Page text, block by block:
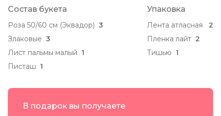
Состав букета
Роза 50/60 см (Эквадор) 3
Злаковые 3
Лист пальмы малый 1
Писташ 1
Упаковка
Лента атласная
2
Пленка лайт 2
Тишью 1
В подарок вы получаете